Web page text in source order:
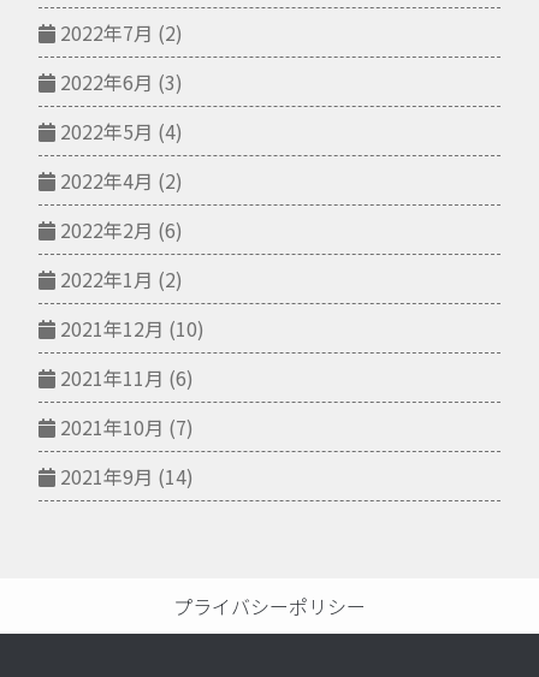
2022年7月 (2)
2022年6月 (3)
2022年5月 (4)
2022年4月 (2)
2022年2月 (6)
2022年1月 (2)
2021年12月 (10)
2021年11月 (6)
2021年10月 (7)
2021年9月 (14)
プライバシーポリシー